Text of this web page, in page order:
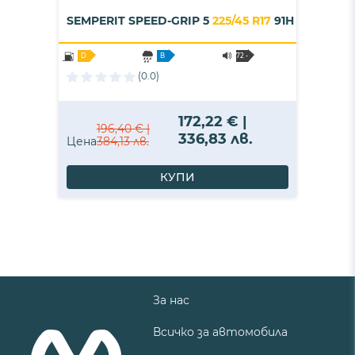
SEMPERIT SPEED-GRIP 5 225/45 R17 91H
D B
72 -
(0.0)
Цена
196,40 € |
384,13 лв.
172,22 € |
336,83 лв.
КУПИ
За нас
Всичко за автомобила